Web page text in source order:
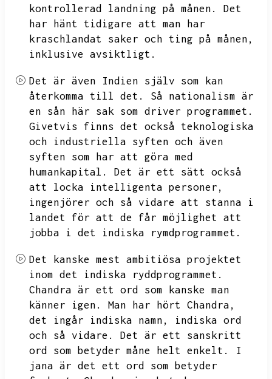
kontrollerad landning på månen.
Det
har hänt tidigare att man har
kraschlandat saker och ting på månen,
inklusive avsiktligt.
Det är även Indien själv som kan
återkomma till det.
Så nationalism är
en sån här sak som driver programmet.
Givetvis finns det också teknologiska
och industriella syften och även
syften som har att göra med
humankapital.
Det är ett sätt också
att locka intelligenta personer,
ingenjörer och så vidare att stanna i
landet för att de får möjlighet att
jobba i det indiska rymdprogrammet.
Det kanske mest ambitiösa projektet
inom det indiska ryddprogrammet.
Chandra är ett ord som kanske man
känner igen.
Man har hört Chandra,
det ingår indiska namn,
indiska ord
och så vidare.
Det är ett sanskritt
ord som betyder måne helt enkelt.
I
jana är det ett ord som betyder